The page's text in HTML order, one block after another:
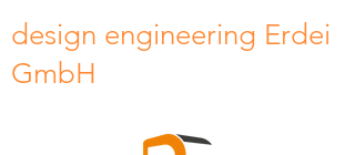
design engineering Erdei
GmbH